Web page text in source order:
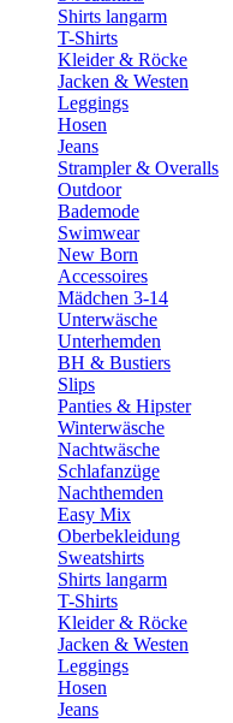
Shirts langarm
T-Shirts
Kleider & Röcke
Jacken & Westen
Leggings
Hosen
Jeans
Strampler & Overalls
Outdoor
Bademode
Swimwear
New Born
Accessoires
Mädchen 3-14
Unterwäsche
Unterhemden
BH & Bustiers
Slips
Panties & Hipster
Winterwäsche
Nachtwäsche
Schlafanzüge
Nachthemden
Easy Mix
Oberbekleidung
Sweatshirts
Shirts langarm
T-Shirts
Kleider & Röcke
Jacken & Westen
Leggings
Hosen
Jeans